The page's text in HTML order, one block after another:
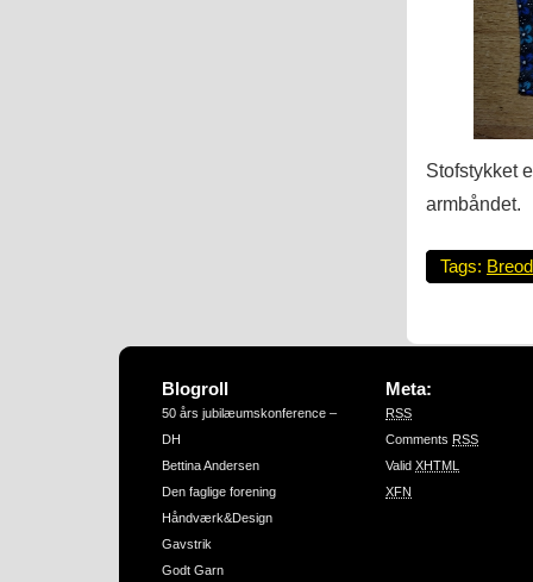
Stofstykket
armbåndet.
Tags:
Blogroll
50 års jubilæumskonference –
DH
Bettina Andersen
Den faglige forening
Håndværk&Design
Gavstrik
Godt Garn
Meta:
RSS
Comments RSS
Valid XHTML
XFN